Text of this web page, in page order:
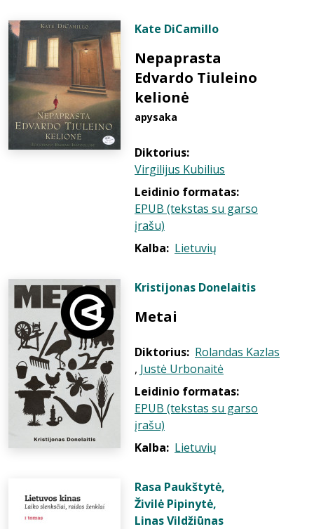
Kate DiCamillo
Nepaprasta
Edvardo Tiuleino
kelionė
apysaka
Diktorius:
Virgilijus Kubilius
Leidinio formatas:
EPUB (tekstas su garso
įrašu)
Kalba: Lietuvių
Kristijonas Donelaitis
Metai
Diktorius: Rolandas Kazlas
, Justė Urbonaitė
Leidinio formatas:
EPUB (tekstas su garso
įrašu)
Kalba: Lietuvių
Rasa Paukštytė,
Živilė Pipinytė,
Linas Vildžiūnas